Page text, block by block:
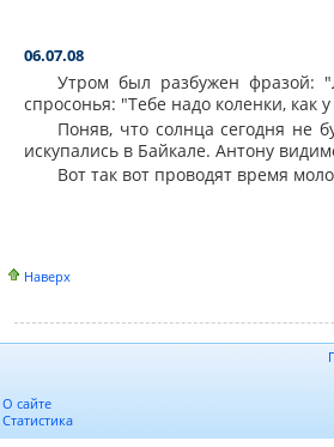
06.07.08
Утром был разбужен фразой:
спросонья: "Тебе надо коленки,
Поняв, что солнца сегодня не
искупались в Байкале. Антону
Вот так вот проводят время
Наверх
О сайте
Статистика